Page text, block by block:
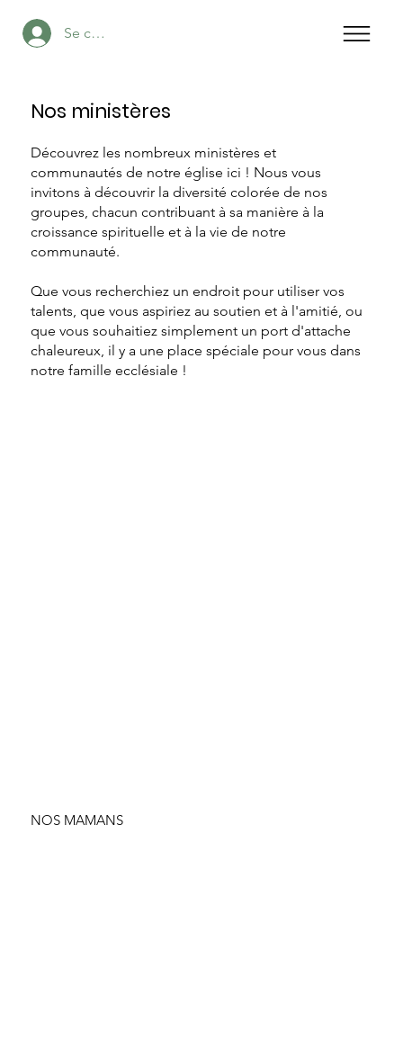
Se connecter
NOS MAMANS
Découvrez les nombreux ministères et
communautés de notre église ici ! Nous vous
invitons à découvrir la diversité colorée de nos
groupes, chacun contribuant à sa manière à la
croissance spirituelle et à la vie de notre
communauté.
Que vous recherchiez un endroit pour utiliser vos
talents, que vous aspiriez au soutien et à l'amitié, ou
que vous souhaitiez simplement un port d'attache
chaleureux, il y a une place spéciale pour vous dans
notre famille ecclésiale !
Nos ministères